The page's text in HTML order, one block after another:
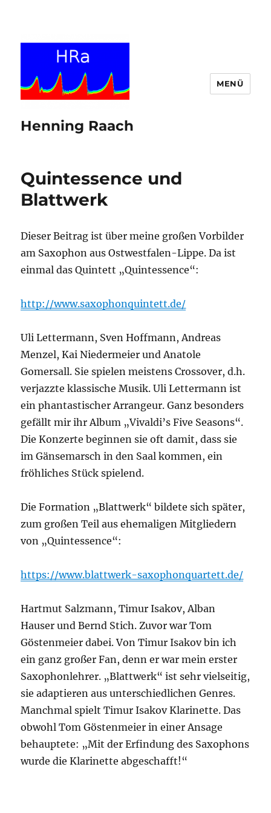
Henning Raach
MENÜ
Quintessence und
Blattwerk
Dieser Beitrag ist über meine großen Vorbilder
am Saxophon aus Ostwestfalen-Lippe. Da ist
einmal das Quintett „Quintessence“:
http://www.saxophonquintett.de/
Uli Lettermann, Sven Hoffmann, Andreas
Menzel, Kai Niedermeier und Anatole
Gomersall. Sie spielen meistens Crossover, d.h.
verjazzte klassische Musik. Uli Lettermann ist
ein phantastischer Arrangeur. Ganz besonders
gefällt mir ihr Album „Vivaldi’s Five Seasons“.
Die Konzerte beginnen sie oft damit, dass sie
im Gänsemarsch in den Saal kommen, ein
fröhliches Stück spielend.
Die Formation „Blattwerk“ bildete sich später,
zum großen Teil aus ehemaligen Mitgliedern
von „Quintessence“:
https://www.blattwerk-saxophonquartett.de/
Hartmut Salzmann, Timur Isakov, Alban
Hauser und Bernd Stich. Zuvor war Tom
Göstenmeier dabei. Von Timur Isakov bin ich
ein ganz großer Fan, denn er war mein erster
Saxophonlehrer. „Blattwerk“ ist sehr vielseitig,
sie adaptieren aus unterschiedlichen Genres.
Manchmal spielt Timur IsakovKlarinette. Das
obwohl Tom Göstenmeier in einer Ansage
behauptete: „Mit der Erfindung des Saxophons
wurde die Klarinette abgeschafft!“